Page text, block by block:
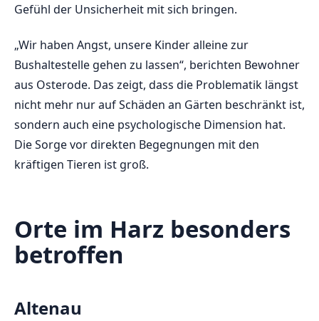
Gefühl der Unsicherheit mit sich bringen.
„Wir haben Angst, unsere Kinder alleine zur
Bushaltestelle gehen zu lassen“, berichten Bewohner
aus Osterode. Das zeigt, dass die Problematik längst
nicht mehr nur auf Schäden an Gärten beschränkt ist,
sondern auch eine psychologische Dimension hat.
Die Sorge vor direkten Begegnungen mit den
kräftigen Tieren ist groß.
Orte im Harz besonders
betroffen
Altenau